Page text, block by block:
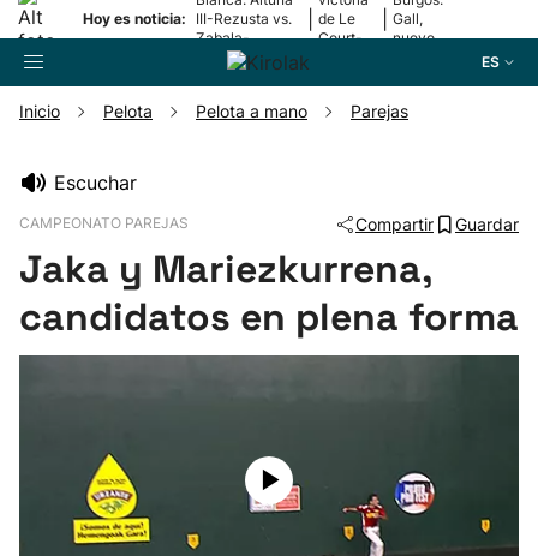
Hoy es noticia:
III-Rezusta vs.
Zabala-
Zabaleta
de Le
Court-
Gall,
nuevo
ES
Pelota
Ciclismo
Inicio Pelota Pelota a mano Parejas
Escuchar
CAMPEONATO PAREJAS Compartir Guardar
Jaka y Mariezkurrena,
candidatos en plena forma